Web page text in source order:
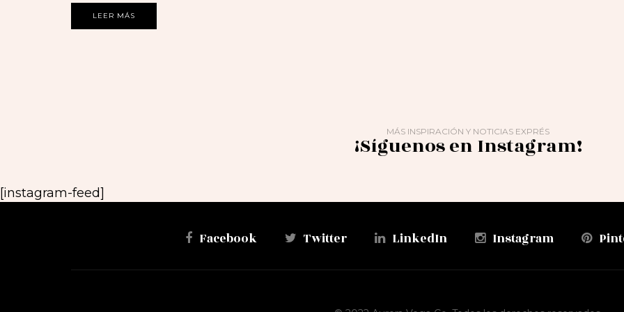
LEER MÁS
MÁS INSPIRACIÓN Y NOTICIAS EXPRÉS
¡Síguenos en Instagram!
[instagram-feed]
Facebook Twitter LinkedIn Instagram